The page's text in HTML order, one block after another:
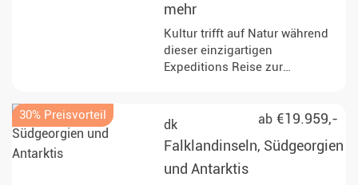
Ende in Longyearbyen.
mehr
Kultur trifft auf Natur während
dieser einzigartigen
Expeditions Reise zur
Landschaften ein und erleben
hautnah!
30% Preisvorteil ab €19.959,-
dk
Falklandinseln, Südgeorgien
und Antarktis